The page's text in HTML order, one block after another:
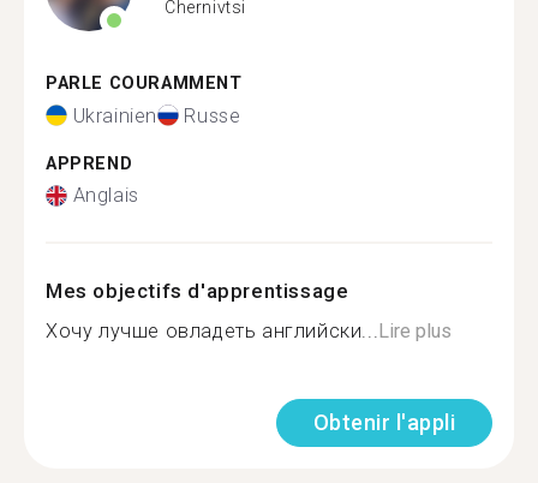
Chernivtsi
PARLE COURAMMENT
Ukrainien Russe
APPREND
Anglais
Mes objectifs d'apprentissage
Хочу лучше овладеть английски...Lire plus
Obtenir l'appli